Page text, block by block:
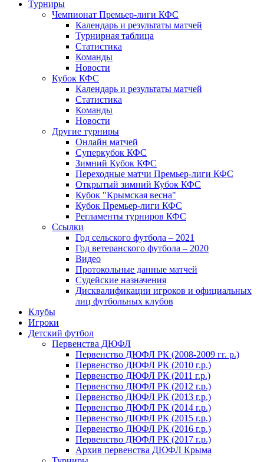
Турниры
Чемпионат Премьер-лиги КФС
Календарь и результаты матчей
Турнирная таблица
Статистика
Команды
Новости
Кубок КФС
Календарь и результаты матчей
Статистика
Команды
Новости
Другие турниры
Онлайн матчей
Суперкубок КФС
Зимний Кубок КФС
Переходные матчи Премьер-лиги КФС
Открытый зимний Кубок КФС
Кубок "Крымская весна"
Кубок Премьер-лиги КФС
Регламенты турниров КФС
Ссылки
Год сельского футбола – 2021
Год ветеранского футбола – 2020
Видео
Протокольные данные матчей
Судейские назначения
Дисквалификации игроков и официальных
лиц футбольных клубов
Клубы
Игроки
Детский футбол
Первенства ДЮФЛ
Первенство ДЮФЛ РК (2008-2009 гг. р.)
Первенство ДЮФЛ РК (2010 г.р.)
Первенство ДЮФЛ РК (2011 г.р.)
Первенство ДЮФЛ РК (2012 г.р.)
Первенство ДЮФЛ РК (2013 г.р.)
Первенство ДЮФЛ РК (2014 г.р.)
Первенство ДЮФЛ РК (2015 г.р.)
Первенство ДЮФЛ РК (2016 г.р.)
Первенство ДЮФЛ РК (2017 г.р.)
Архив первенства ДЮФЛ Крыма